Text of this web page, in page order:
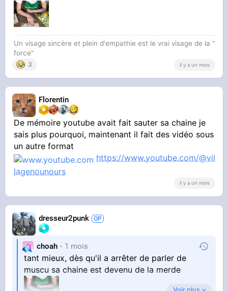
Un visage sincère et plein d'empathie est le vrai visage de la "
force"
3 il y a un mois
Florentin
De mémoire youtube avait fait sauter sa chaine je
sais plus pourquoi, maintenant il fait des vidéo sous
un autre format
https://www.youtube.com/@vil
lagenounours
il y a un mois
dresseur2punk
choah 1 mois
tant mieux, dès qu'il a arrêter de parler de
muscu sa chaine est devenu de la merde